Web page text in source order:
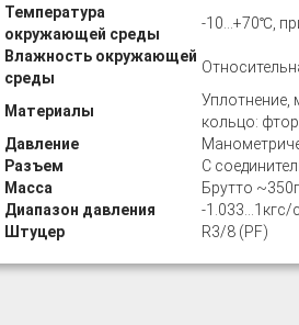
Температура
окружающей среды
-10…+70℃,
Влажность окружающей
среды
Материалы
Уплотнение,
кольцо:
Давление
Разъем
С
Масса
Брутто
Диапазон давления
-1.033…1кгс/
Штуцер
R3/8 (PF)